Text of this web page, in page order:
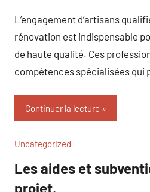
L’engagement d’artisans
rénovation est indispensable
de haute qualité. Ces
compétences spécialisées
Continuer la lecture
Uncategorized
Les aides et
projet.